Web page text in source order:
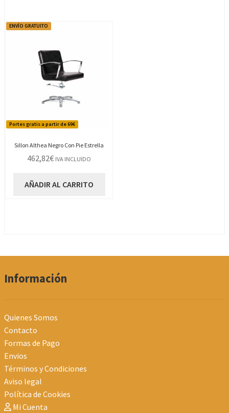
Portes gratis a partir de 69€
ENVÍO GRATUITO
Sillon Althea Negro Con Pie Estrella
462,82€ IVA INCLUIDO
AÑADIR AL CARRITO
Información
Quienes Somos
Contacto
Formas de Pago
Envios
Términos y Condiciones
Aviso legal
Política de Cookies
Mi Cuenta